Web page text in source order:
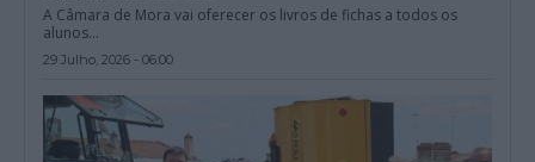
A Câmara de Mora vai oferecer os livros de fichas a todos os
alunos...
29 Julho, 2026 - 06:00